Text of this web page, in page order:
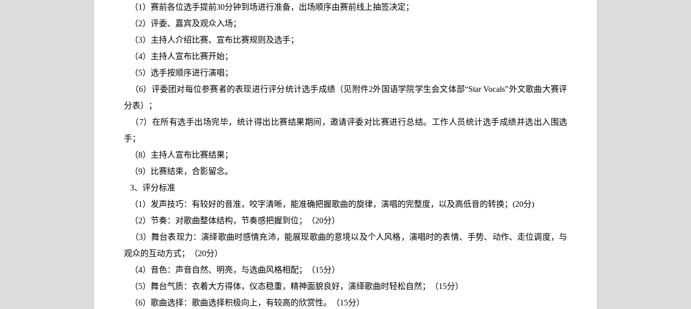
（1 ）赛前各位选手提前30分钟到场进行准备，出场顺序由赛前线上抽签决定；
（2）评委、嘉宾及观众入场；
（3）主持人介绍比赛、宣布比赛规则及选手；
（4）主持人宣布比赛开始；
（5）选手按顺序进行演唱；
（6）评委团对每位参赛者的表现进行评分统计选手成绩（见附件2外国语学院学生会文体部“Star Vocals”外文歌曲大赛评
分表）；
（7）在所有选手出场完毕，统计得出比赛结果期间，邀请评委对比赛进行总结。工作人员统计选手成绩并选出入围选
手；
（8）主持人宣布比赛结果；
（9）比赛结束，合影留念。
3、评分标准
（1 ）发声技巧：有较好的音准，咬字清晰，能准确把握歌曲的旋律，演唱的完整度，以及高低音的转换； (20分)
（2）节奏：对歌曲整体结构，节奏感把握到位； （20分）
（3）舞台表现力：演绎歌曲时感情充沛，能展现歌曲的意境以及个人风格，演唱时的表情、手势、动作、走位调度，与
观众的互动方式；
（20分）
（4）音色：声音自然、明亮，与选曲风格相配； （15分）
（5）舞台气质：衣着大方得体，仪态稳重，精神面貌良好，演绎歌曲时轻松自然； （15分）
（6）歌曲选择：歌曲选择积极向上，有较高的欣赏性。（15分）